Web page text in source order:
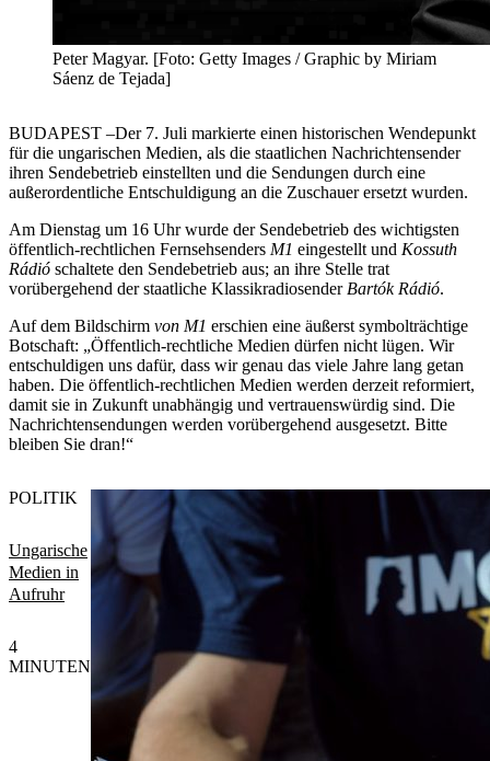
Peter Magyar. [Foto: Getty Images / Graphic by Miriam
Sáenz de Tejada]
BUDAPEST –Der 7. Juli markierte einen historischen Wendepunkt
für die ungarischen Medien, als die staatlichen Nachrichtensender
ihren Sendebetrieb einstellten und die Sendungen durch eine
außerordentliche Entschuldigung an die Zuschauer ersetzt wurden.
Am Dienstag um 16 Uhr wurde der Sendebetrieb des wichtigsten
öffentlich-rechtlichen Fernsehsenders M1 eingestellt und Kossuth
Rádió schaltete den Sendebetrieb aus; an ihre Stelle trat
vorübergehend der staatliche Klassikradiosender Bartók Rádió.
Auf dem Bildschirm von M1 erschien eine äußerst symbolträchtige
Botschaft: „Öffentlich-rechtliche Medien dürfen nicht lügen. Wir
entschuldigen uns dafür, dass wir genau das viele Jahre lang getan
haben. Die öffentlich-rechtlichen Medien werden derzeit reformiert,
damit sie in Zukunft unabhängig und vertrauenswürdig sind. Die
Nachrichtensendungen werden vorübergehend ausgesetzt. Bitte
bleiben Sie dran!“
Ungarische
Medien in
Aufruhr
POLITIK
4
MINUTEN